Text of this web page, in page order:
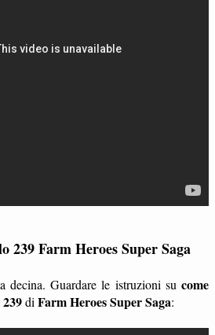
239 Farm Heroes Super Saga
decina. Guardare le istruzioni su come
239di Farm Heroes Super Saga: